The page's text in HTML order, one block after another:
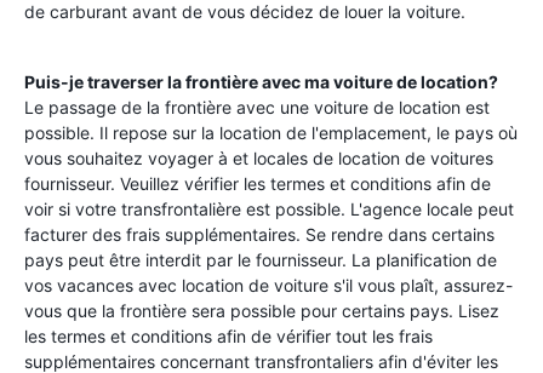
de carburant avant de vous décidez de louer la voiture.
Puis-je traverser la frontière avec ma voiture de location?
Le passage de la frontière avec une voiture de location est
possible. Il repose sur la location de l'emplacement, le pays où
vous souhaitez voyager à et locales de location de voitures
fournisseur. Veuillez vérifier les termes et conditions afin de
voir si votre transfrontalière est possible. L'agence locale peut
facturer des frais supplémentaires. Se rendre dans certains
pays peut être interdit par le fournisseur. La planification de
vos vacances avec location de voiture s'il vous plaît, assurez-
vous que la frontière sera possible pour certains pays. Lisez
les termes et conditions afin de vérifier tout les frais
supplémentaires concernant transfrontaliers afin d'éviter les